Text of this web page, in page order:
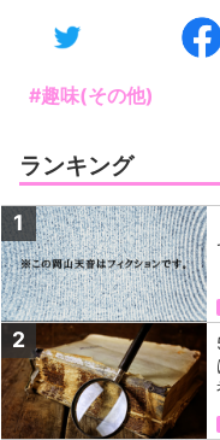
#趣味(その他)
ランキング
1
2